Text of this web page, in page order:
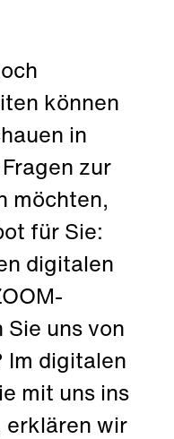
können
in
zur
möchten,
für Sie:
digitalen
uns von
Im digitalen
mit uns ins
erklären wir